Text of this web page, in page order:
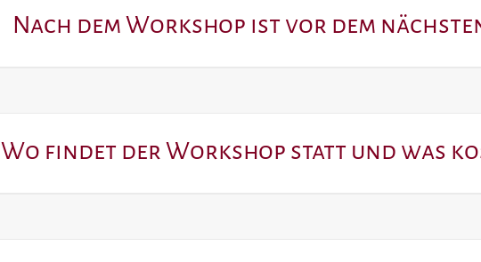
Nach dem Workshop ist vor dem
Wo findet der Workshop statt und was